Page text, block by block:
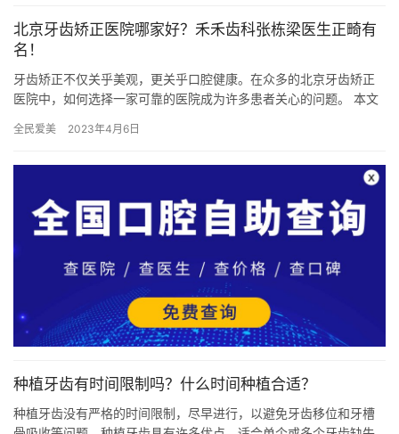
北京牙齿矫正医院哪家好？禾禾齿科张栋梁医生正畸有
名！
牙齿矫正不仅关乎美观，更关乎口腔健康。在众多的北京牙齿矫正
医院中，如何选择一家可靠的医院成为许多患者关心的问题。 本文
矫正…
全民爱美 2023年4月6日
种植牙齿有时间限制吗？什么时间种植合适？
种植牙齿没有严格的时间限制，尽早进行，以避免牙齿移位和牙槽